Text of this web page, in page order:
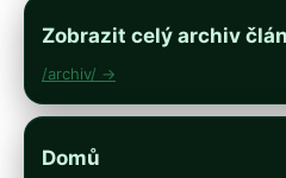
Zobrazit celý archiv
/archiv/ →
Domů